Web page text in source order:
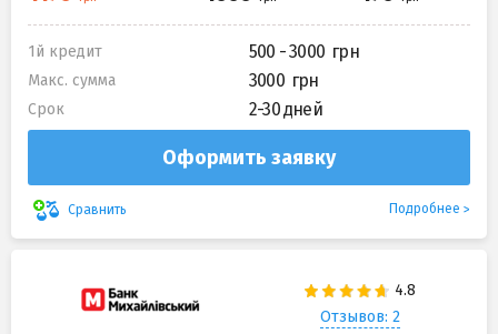
1й кредит 500 - 3000
Макс. сумма 3000
Срок 2-30 дней
Оформить заявку
Сравнить Подробнее
Отзывов: 2